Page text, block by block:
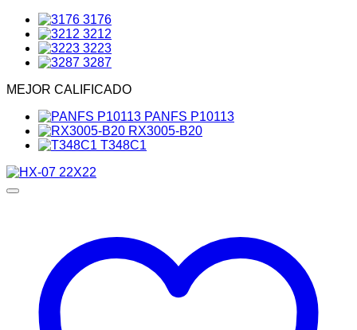
3176
3212
3223
3287
MEJOR CALIFICADO
PANFS P10113
RX3005-B20
T348C1